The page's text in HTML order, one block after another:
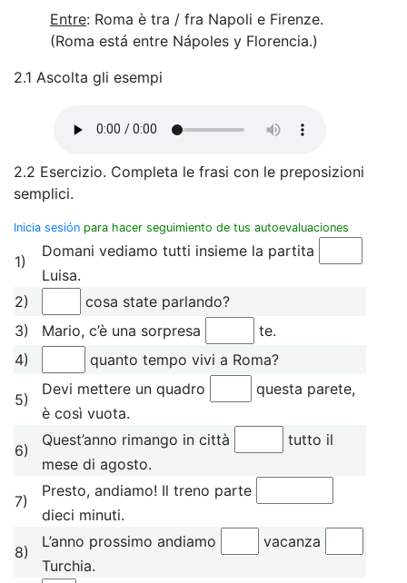
Entre: Roma è tra / fra Napoli e Firenze.
(Roma está entre Nápoles y Florencia.)
2.1 Ascolta gli esempi
2.2 Esercizio. Completa le frasi con le preposizioni
semplici.
Inicia sesión para hacer seguimiento de tus autoevaluaciones
1)
Domani vediamo tutti insieme la partita
Luisa.
2)
cosa state parlando?
3)
Mario, c’è una sorpresa
te.
4)
quanto tempo vivi a Roma?
5)
Devi mettere un quadro
questa parete,
è così vuota.
6)
Quest’anno rimango in città
tutto il
mese di agosto.
7)
Presto, andiamo! Il treno parte
dieci minuti.
8)
L’anno prossimo andiamo
vacanza
Turchia.